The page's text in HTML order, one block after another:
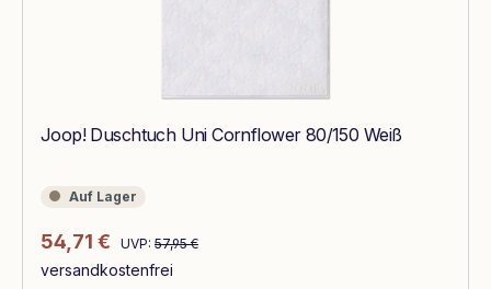
Joop! Duschtuch Uni Cornflower 80/150 Weiß
Auf Lager
Auf Lager
Verkaufspreis:
54,71 € Regulärer Preis:
UVP: 57,95 €
versandkostenfrei